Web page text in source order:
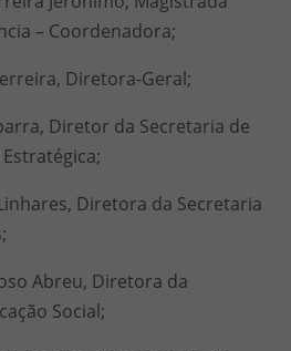
– Coordenadora;
Diretora-Geral;
Diretor da Secretaria de
Diretora da Secretaria
Abreu, Diretora da
Social;